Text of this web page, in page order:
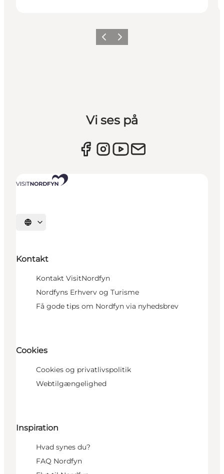
Forrige billede
Næste billede
Vi ses på
Vælg sprog
Kontakt
Kontakt VisitNordfyn
Nordfyns Erhverv og Turisme
Få gode tips om Nordfyn via nyhedsbrev
Cookies
Cookies og privatlivspolitik
Webtilgængelighed
Inspiration
Hvad synes du?
FAQ Nordfyn